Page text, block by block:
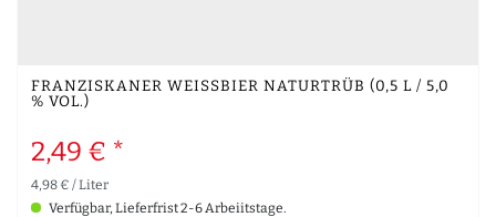
FRANZISKANER WEISSBIER NATURTRÜB (0,5 L / 5,0
% VOL.)
2,49 € *
4,98 € / Liter
Verfügbar, Lieferfrist 2-6 Arbeiitstage.